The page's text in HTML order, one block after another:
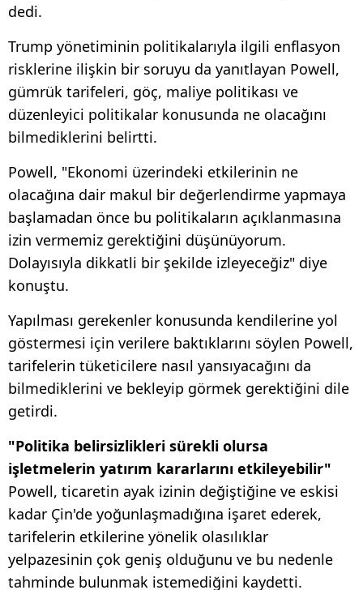
dedi.
Trump yönetiminin politikalarıyla ilgili enflasyon
risklerine ilişkin bir soruyu da yanıtlayan Powell,
gümrük tarifeleri, göç, maliye politikası ve
düzenleyici politikalar konusunda ne olacağını
bilmediklerini belirtti.
Powell, "Ekonomi üzerindeki etkilerinin ne
olacağına dair makul bir değerlendirme yapmaya
başlamadan önce bu politikaların açıklanmasına
izin vermemiz gerektiğini düşünüyorum.
Dolayısıyla dikkatli bir şekilde izleyeceğiz" diye
konuştu.
Yapılması gerekenler konusunda kendilerine yol
göstermesi için verilere baktıklarını söylen Powell,
tarifelerin tüketicilere nasıl yansıyacağını da
bilmediklerini ve bekleyip görmek gerektiğini dile
getirdi.
"Politika belirsizlikleri sürekli olursa
işletmelerin yatırım kararlarını etkileyebilir"
Powell, ticaretin ayak izinin değiştiğine ve eskisi
kadar Çin'de yoğunlaşmadığına işaret ederek,
tarifelerin etkilerine yönelik olasılıklar
yelpazesinin çok geniş olduğunu ve bu nedenle
tahminde bulunmak istemediğini kaydetti.